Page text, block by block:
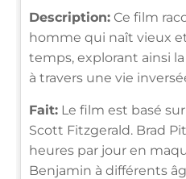
Description: Ce film
homme qui naît vieux
temps, explorant ainsi
à travers une vie
Fait: Le film est basé
Scott Fitzgerald. Brad
heures par jour en
Benjamin à différents